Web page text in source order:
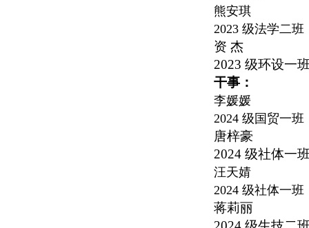
熊安琪
2023 级法学二班
资 杰
2023 级环设一
干事：
李媛媛
2024 级国贸一班
唐梓豪
2024 级社体一
汪天婧
2024 级社体一班
蒋莉丽